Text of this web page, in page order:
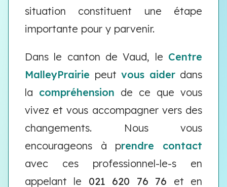
situation constituent une étape
importante pour y parvenir.
Dans le canton de Vaud, le Centre
MalleyPrairie peut vous aiderdans
la compréhension de ce que vous
vivez et vous accompagner vers des
changements. Nous vous
encourageons à prendre contact
avec ces professionnel-le-s en
appelant le 021 620 76 76 et en